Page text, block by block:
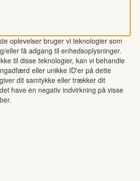
oplevelser bruger vi teknologier som
eller få adgang til enhedsoplysninger.
til disse teknologier, kan vi behandle
eller unikke ID'er på dette
dit samtykke eller trækker dit
have en negativ indvirkning på visse